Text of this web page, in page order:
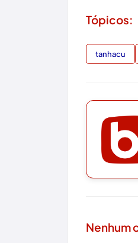
Tópicos:
tanhacu
Nenhum